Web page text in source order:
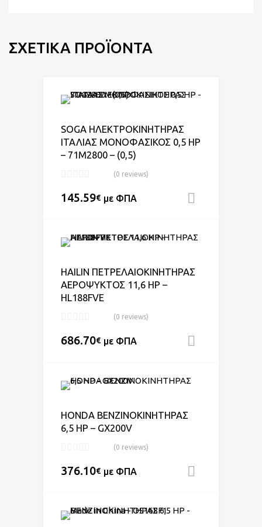
ΣΧΕΤΙΚΆ ΠΡΟΪΌΝΤΑ
SOGA ΗΛΕΚΤΡΟΚΙΝΗΤΗΡΑΣ
ΙΤΑΛΙΑΣ ΜΟΝΟΦΑΣΙΚΟΣ 0,5 HP
– 71M2800 – (0,5)
(0 reviews)
145.59€ με ΦΠΑ
HAILIN ΠΕΤΡΕΛΑΙΟΚΙΝΗΤΗΡΑΣ
ΑΕΡΟΨΥΚΤΟΣ 11,6 HP –
HL188FVE
(0 reviews)
686.70€ με ΦΠΑ
HONDA ΒΕΝΖΙΝΟΚΙΝΗΤΗΡΑΣ
6,5 HP – GX200V
(0 reviews)
376.10€ με ΦΠΑ